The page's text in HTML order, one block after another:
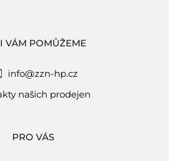
VÁM POMŮŽEME
info@zzn-hp.cz
našich prodejen
PRO VÁS